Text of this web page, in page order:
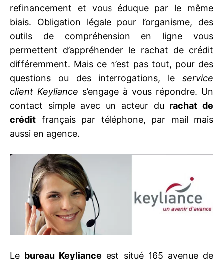
refinancement et vous éduque par le même
biais. Obligation légale pour l’organisme, des
outils de compréhension en ligne vous
permettent d’appréhender le rachat de crédit
différemment. Mais ce n’est pas tout, pour des
questions ou des interrogations, le service
client Keyliance s’engage à vous répondre. Un
contact simple avec un acteur du rachat de
crédit français par téléphone, par mail mais
aussi en agence.
Le bureau Keyliance est situé 165 avenue de